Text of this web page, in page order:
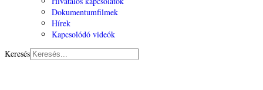
Dokumentumfilmek
Hírek
Kapcsolódó videók
Keresés